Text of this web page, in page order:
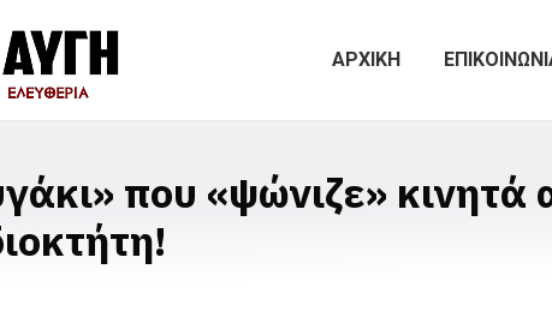
ΑΡΧΙΚΗ
που «ψώνιζε»